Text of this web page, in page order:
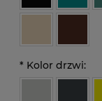
* Kolor drzwi: